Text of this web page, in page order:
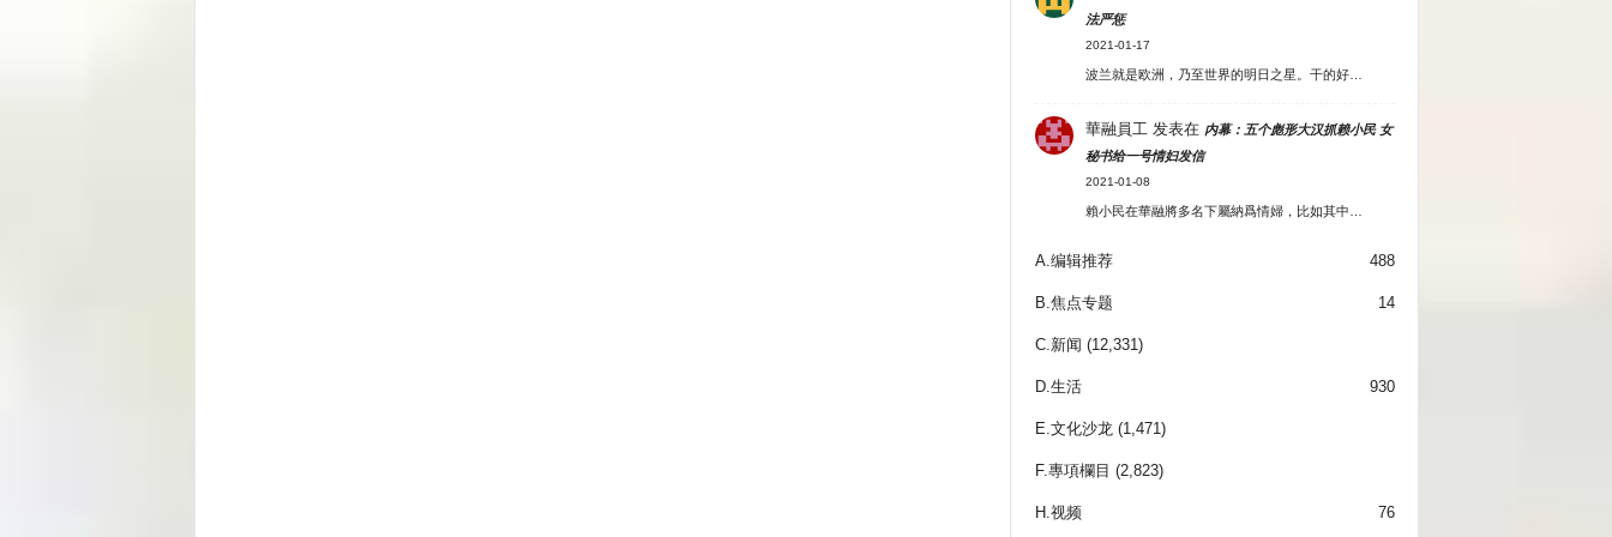
法严惩
2021-01-17
波兰就是欧洲，乃至世界的明日之星。干的好…
華融員工 发表在 内幕：五个彪形大汉抓赖小民 女
秘书给一号情妇发信
2021-01-08
賴小民在華融將多名下屬納爲情婦，比如其中…
A.编辑推荐 488
B.焦点专题 14
C.新闻 (12,331)
D.生活 930
E.文化沙龙 (1,471)
F.專項欄目 (2,823)
H.视频 76